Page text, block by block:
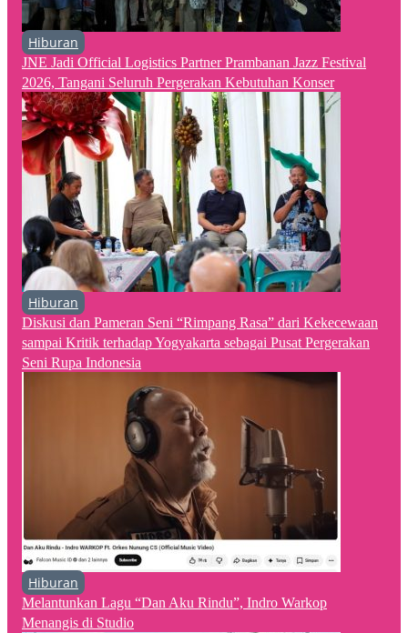
Hiburan
JNE Jadi Official Logistics Partner Prambanan Jazz Festival
2026, Tangani Seluruh Pergerakan Kebutuhan Konser
Hiburan
Diskusi dan Pameran Seni “Rimpang Rasa” dari Kekecewaan
sampai Kritik terhadap Yogyakarta sebagai Pusat Pergerakan
Seni Rupa Indonesia
Hiburan
Melantunkan Lagu “Dan Aku Rindu”, Indro Warkop
Menangis di Studio